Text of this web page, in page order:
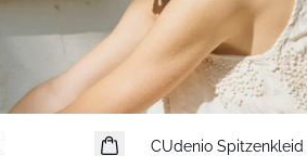
-30%
CUdenio Spitzenkleid